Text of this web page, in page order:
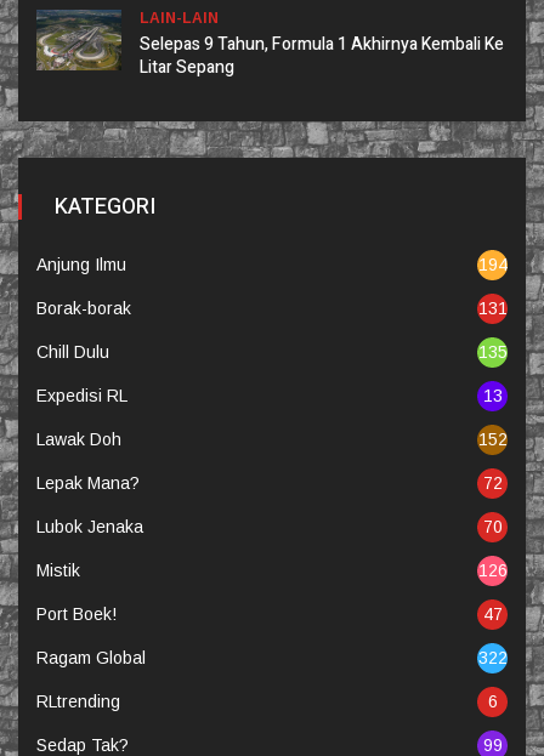
LAIN-LAIN
Selepas 9 Tahun, Formula 1 Akhirnya Kembali Ke
Litar Sepang
KATEGORI
Anjung Ilmu 194
Borak-borak 131
Chill Dulu 135
Expedisi RL 13
Lawak Doh 152
Lepak Mana? 72
Lubok Jenaka 70
Mistik 126
Port Boek! 47
Ragam Global 322
RLtrending 6
Sedap Tak? 99